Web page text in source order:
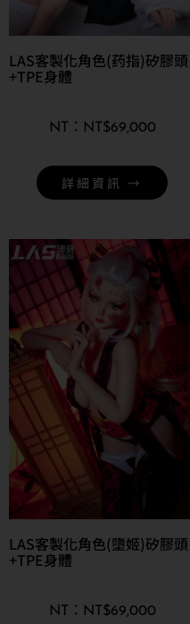
LAS客製化角色(药指)矽膠頭
+TPE身體
NT$69,000
詳細資訊 →
LAS客製化角色(墮姬)矽膠頭
+TPE身體
NT$69,000